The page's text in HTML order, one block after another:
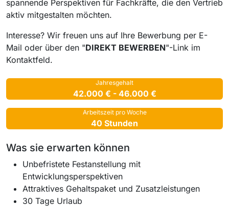
spannende Perspektiven für Fachkräfte, die den Vertrieb
aktiv mitgestalten möchten.
Interesse? Wir freuen uns auf Ihre Bewerbung per E-
Mail oder über den "DIREKT BEWERBEN"-Link im
Kontaktfeld.
Jahresgehalt
42.000 € - 46.000 €
Arbeitszeit pro Woche
40 Stunden
Was sie erwarten können
Unbefristete Festanstellung mit
Entwicklungsperspektiven
Attraktives Gehaltspaket und Zusatzleistungen
30 Tage Urlaub